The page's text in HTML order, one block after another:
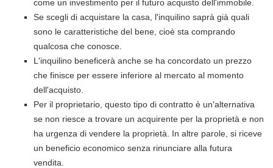
come un investimento per il futuro acquisto dell'immobile.
Se scegli di acquistare la casa, l'inquilino saprà già quali
sono le caratteristiche del bene, cioè sta comprando
qualcosa che conosce.
L'inquilino beneficerà anche se ha concordato un prezzo
che finisce per essere inferiore al mercato al momento
dell'acquisto.
Per il proprietario, questo tipo di contratto è un'alternativa
se non riesce a trovare un acquirente per la proprietà e non
ha urgenza di vendere la proprietà. In altre parole, si riceve
un beneficio economico senza rinunciare alla futura
vendita.